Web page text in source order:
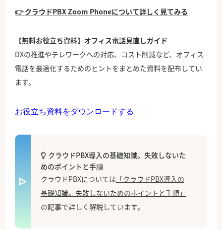
👉 クラウドPBX Zoom Phoneについて詳しく見てみる
【無料お役立ち資料】オフィス電話見直しガイド
DXの推進やテレワークへの対応、コスト削減など、オフィス
電話を最適化するためのヒントをまとめた資料を配布してい
ます。
お役立ち資料をダウンロードする
クラウドPBX導入の基礎知識。失敗しないた
めのポイントと手順
クラウドPBXについては 「クラウドPBX導入の
基礎知識。失敗しないためのポイントと手順」
の記事で詳しく解説しています。